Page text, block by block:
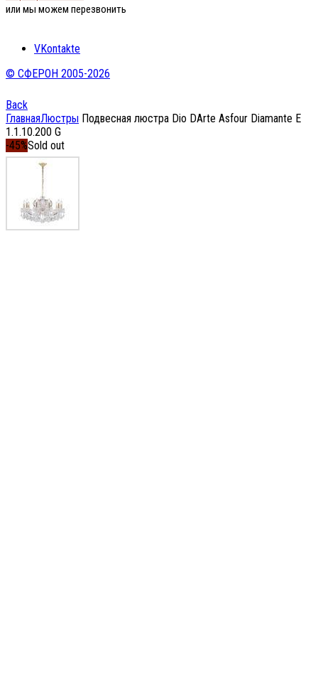
или мы можем перезвонить
VKontakte
© СФЕРОН 2005-2026
Back
ГлавнаяЛюстры Подвесная люстра Dio DArte Asfour Diamante E
1.1.10.200 G
-45%Sold out